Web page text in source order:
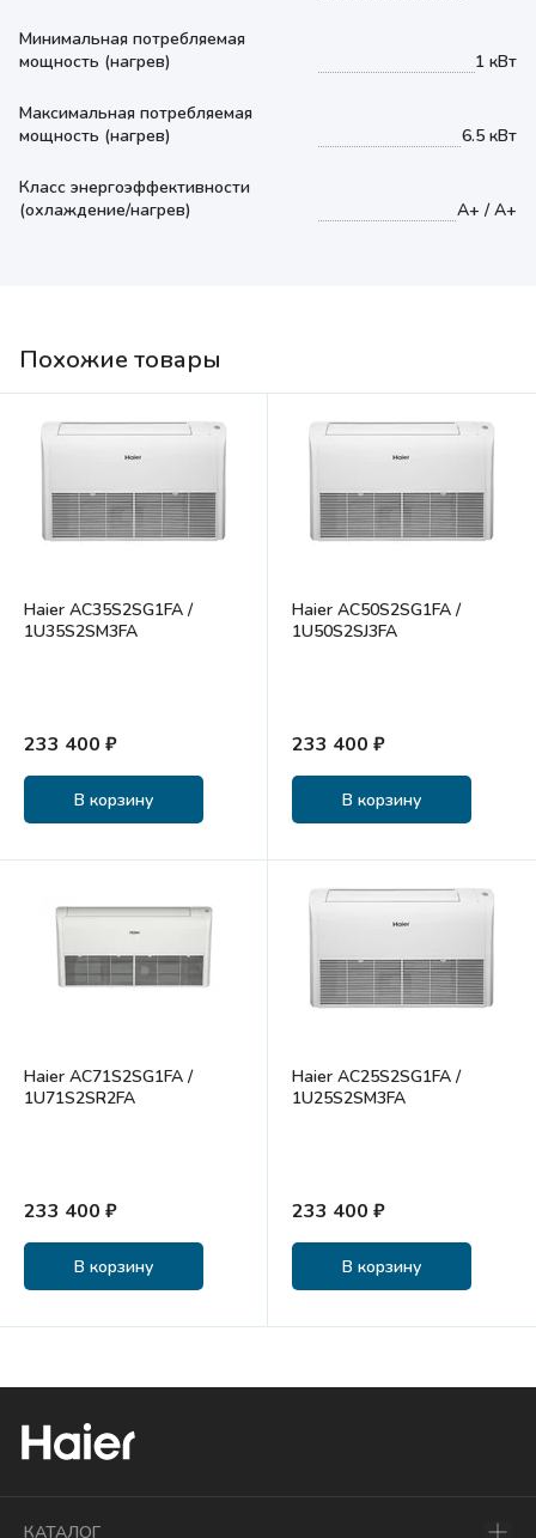
Минимальная потребляемая
мощность (нагрев)
1 кВт
Максимальная потребляемая
мощность (нагрев)
6.5 кВт
Класс энергоэффективности
(охлаждение/нагрев)
A+ / A+
Похожие товары
Haier AC35S2SG1FA /
1U35S2SM3FA
233 400 ₽
В корзину
Haier AC50S2SG1FA /
1U50S2SJ3FA
233 400 ₽
В корзину
Haier AC71S2SG1FA /
1U71S2SR2FA
233 400 ₽
В корзину
Haier AC25S2SG1FA /
1U25S2SM3FA
233 400 ₽
В корзину
КАТАЛОГ